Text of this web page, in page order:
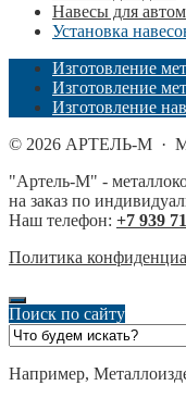
Навесы для
Установка
Изготовление
Изготовление
Изготовление
© 2026 АРТЕЛЬ-М ·
"Артель-М" -
на заказ по
Наш телефон: +7 939
Политика
Поиск по сайту
Например,